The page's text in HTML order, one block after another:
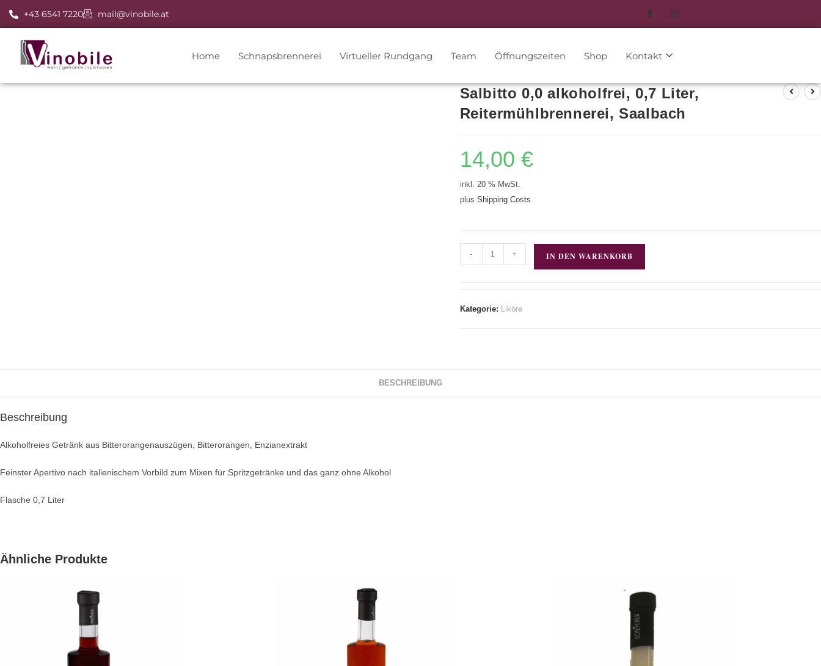
+43 6541 7220 mail@vinobile.at
Home Schnapsbrennerei Virtueller Rundgang Team Öffnungszeiten Shop Kontakt
Salbitto 0,0 alkoholfrei, 0,7 Liter,
Reitermühlbrennerei, Saalbach
14,00 €
inkl. 20 % MwSt.
plus Shipping Costs
- + IN DEN WARENKORB
Kategorie: Liköre
BESCHREIBUNG
Beschreibung
Alkoholfreies Getränk aus Bitterorangenauszügen, Bitterorangen, Enzianextrakt
Feinster Apertivo nach italienischem Vorbild zum Mixen für Spritzgetränke und das ganz ohne Alkohol
Flasche 0,7 Liter
Ähnliche Produkte